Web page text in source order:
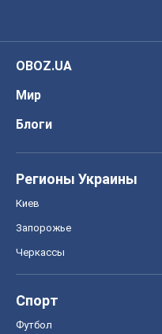
OBOZ.UA
Мир
Блоги
Регионы Украины
Киев
Запорожье
Черкассы
Спорт
Футбол